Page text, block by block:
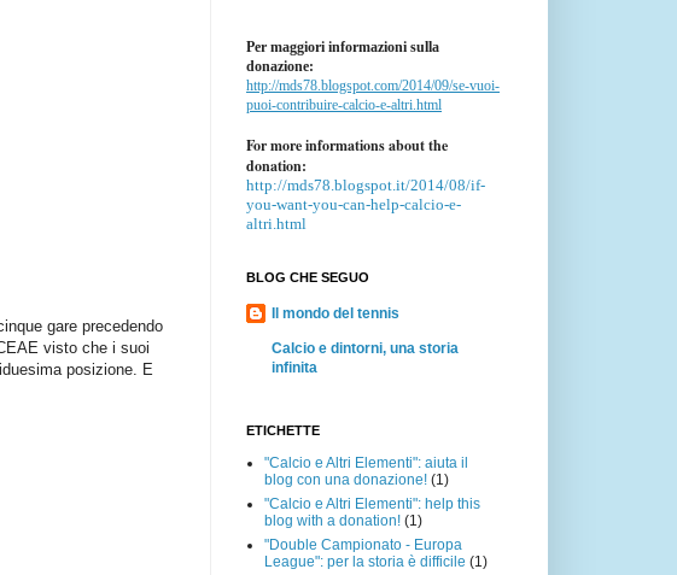
gare precedendo
visto che i suoi
posizione. E
Per maggiori informazioni sulla
donazione:
http://mds78.blogspot.com/2014/09/se-vuoi-
puoi-contribuire-calcio-e-altri.html
For more informations about the
donation:
http://mds78.blogspot.it/2014/08/if-
you-want-you-can-help-calcio-e-
altri.html
BLOG CHE SEGUO
Il mondo del tennis
Calcio e dintorni, una storia
infinita
ETICHETTE
"Calcio e Altri Elementi": aiuta il
blog con una donazione! (1)
"Calcio e Altri Elementi": help this
blog with a donation! (1)
"Double Campionato - Europa
League": per la storia è difficile (1)